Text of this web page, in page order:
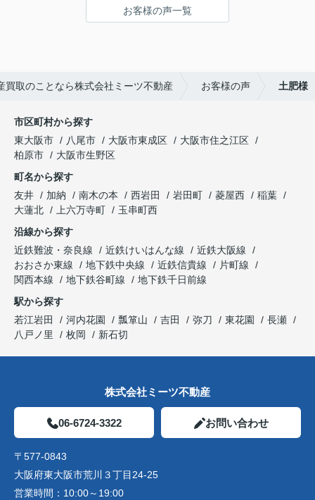
お客様の声一覧
買取のことなら株式会社ミーツ不動産 お客様の声 土肥様
市区町村から探す
東大阪市
八尾市 大阪市東成区
大阪市住之江区
柏原市
大阪市生野区
町名から探す
友井
加納 南木の本 西岩田 岩田町 菱屋西
稲葉
大蓮北
上六万寺町
玉串町西
沿線から探す
近鉄難波・奈良線
近鉄けいはんな線
近鉄大阪線
おおさか東線
地下鉄中央線 近鉄信貴線
片町線
関西本線
地下鉄谷町線
地下鉄千日前線
駅から探す
若江岩田
河内花園 瓢箪山 吉田 弥刀 東花園
長瀬
八戸ノ里
枚岡 新石切
株式会社ミーツ不動産
06-6724-3322 お問い合わせ
〒577-0843
大阪府東大阪市荒川３丁目24-25
営業時間： 10:00～19:00